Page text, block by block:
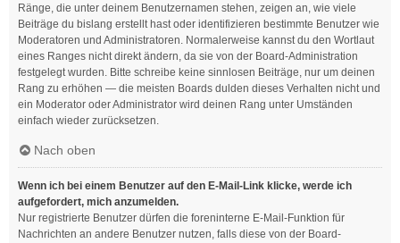
Ränge, die unter deinem Benutzernamen stehen, zeigen an, wie viele
Beiträge du bislang erstellt hast oder identifizieren bestimmte Benutzer wie
Moderatoren und Administratoren. Normalerweise kannst du den Wortlaut
eines Ranges nicht direkt ändern, da sie von der Board-Administration
festgelegt wurden. Bitte schreibe keine sinnlosen Beiträge, nur um deinen
Rang zu erhöhen — die meisten Boards dulden dieses Verhalten nicht und
ein Moderator oder Administrator wird deinen Rang unter Umständen
einfach wieder zurücksetzen.
Nach oben
Wenn ich bei einem Benutzer auf den E-Mail-Link klicke, werde ich
aufgefordert, mich anzumelden.
Nur registrierte Benutzer dürfen die foreninterne E-Mail-Funktion für
Nachrichten an andere Benutzer nutzen, falls diese von der Board-